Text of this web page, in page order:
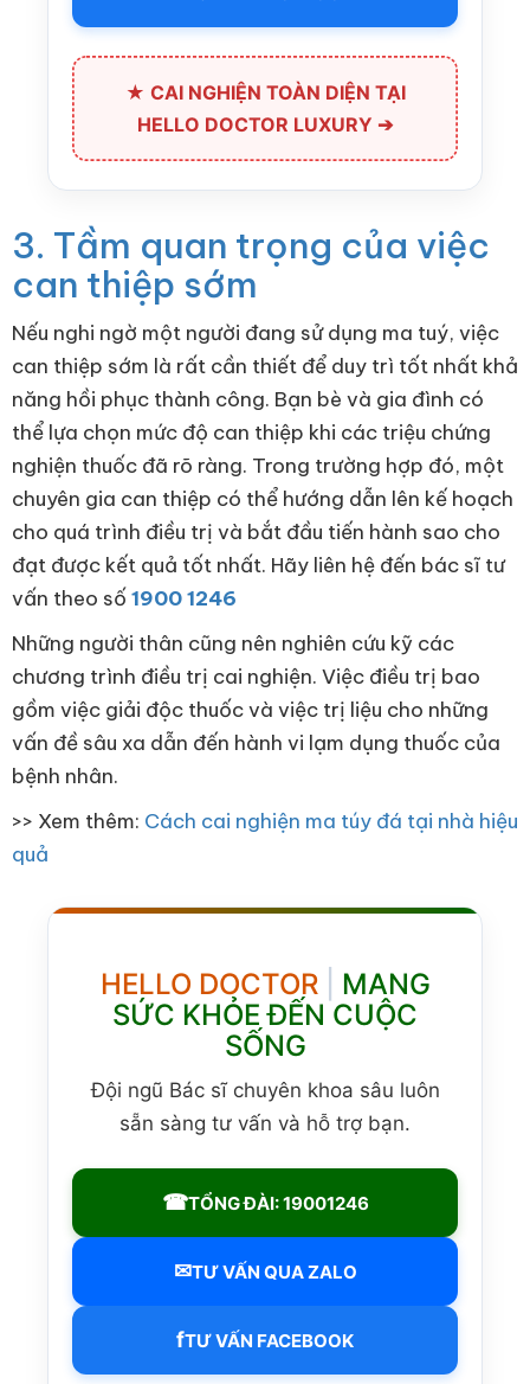
★ CAI NGHIỆN TOÀN DIỆN TẠI
HELLO DOCTOR LUXURY ➔
3. Tầm quan trọng của việc
can thiệp sớm
Nếu nghi ngờ một người đang sử dụng ma tuý, việc
can thiệp sớm là rất cần thiết để duy trì tốt nhất khả
năng hồi phục thành công. Bạn bè và gia đình có
thể lựa chọn mức độ can thiệp khi các triệu chứng
nghiện thuốc đã rõ ràng. Trong trường hợp đó, một
chuyên gia can thiệp có thể hướng dẫn lên kế hoạch
cho quá trình điều trị và bắt đầu tiến hành sao cho
đạt được kết quả tốt nhất. Hãy liên hệ đến bác sĩ tư
vấn theo số 1900 1246
Những người thân cũng nên nghiên cứu kỹ các
chương trình điều trị cai nghiện. Việc điều trị bao
gồm việc giải độc thuốc và việc trị liệu cho những
vấn đề sâu xa dẫn đến hành vi lạm dụng thuốc của
bệnh nhân.
>> Xem thêm: Cách cai nghiện ma túy đá tại nhà hiệu
quả
HELLO DOCTOR
MANG
SỨC KHỎE ĐẾN CUỘC
SỐNG
Đội ngũ Bác sĩ chuyên khoa sâu luôn
sẵn sàng tư vấn và hỗ trợ bạn.
☎TỔNG ĐÀI: 19001246
✉TƯ VẤN QUA ZALO
fTƯ VẤN FACEBOOK